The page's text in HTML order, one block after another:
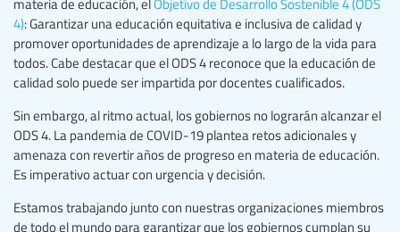
4): Garantizar una educación equitativa e inclusiva de calidad y
promover oportunidades de aprendizaje a lo largo de la vida para
todos. Cabe destacar que el ODS 4 reconoce que la educación de
calidad solo puede ser impartida por docentes cualificados.
Sin embargo, al ritmo actual, los gobiernos no lograrán alcanzar el
ODS 4. La pandemia de COVID-19 plantea retos adicionales y
amenaza con revertir años de progreso en materia de educación.
Es imperativo actuar con urgencia y decisión.
Estamos trabajando junto con nuestras organizaciones miembros
de todo el mundo para garantizar que los gobiernos cumplan su